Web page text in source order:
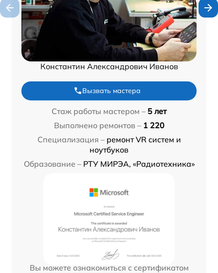
Константин Александрович Иванов
Вызвать мастера
Стаж работы мастером – 5 лет
Выполнено ремонтов – 1 220
Специализация – ремонт VR систем и
ноутбуков
Образование – РТУ МИРЭА, «Радиотехника»
Вы можете ознакомиться с сертификатом